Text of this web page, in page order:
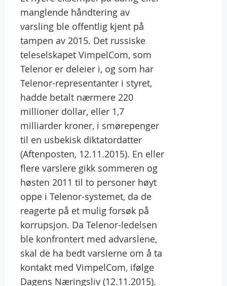
manglende håndtering av
varsling ble offentlig kjent på
tampen av 2015. Det russiske
teleselskapet VimpelCom, som
Telenor er deleier i, og som har
Telenor-representanter i styret,
hadde betalt nærmere 220
millioner dollar, eller 1,7
milliarder kroner, i smørepenger
til en usbekisk diktatordatter
(Aftenposten, 12.11.2015). En eller
flere varslere gikk sommeren og
høsten 2011 til to personer høyt
oppe i Telenor-systemet, da de
reagerte på et mulig forsøk på
korrupsjon. Da Telenor-ledelsen
ble konfrontert med advarslene,
skal de ha bedt varslerne om å ta
kontakt med VimpelCom, ifølge
Dagens Næringsliv (12.11.2015).